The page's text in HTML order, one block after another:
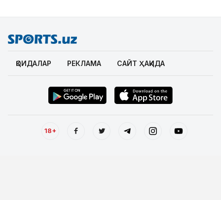
ҚОИДАЛАР РЕКЛАМА САЙТ ҲАҚИДА
18+